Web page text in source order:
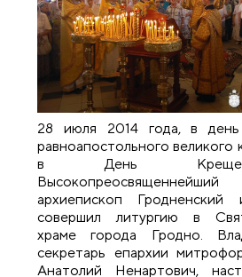
28 июля 2014 года, в день
равноапостольного великого
в День
архиепископ Гродненский
совершил литургию в
храме города Гродно.
секретарь епархии
Анатолий Ненартович,